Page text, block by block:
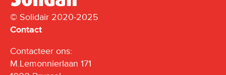
© Solidair 2020-2025
Contact
Contacteer ons:
M.Lemonnierlaan 171